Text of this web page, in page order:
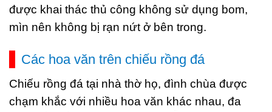
được khai thác thủ công không sử dụng bom,
mìn nên không bị rạn nứt ở bên trong.
Các hoa văn trên chiếu rồng đá
Chiếu rồng đá tại nhà thờ họ, đình chùa được
chạm khắc với nhiều hoa văn khác nhau, đa